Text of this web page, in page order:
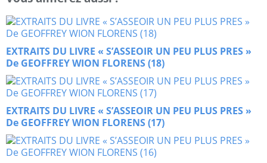
EXTRAITS DU LIVRE « S’ASSEOIR UN PEU PLUS PRES »
De GEOFFREY WION FLORENS (18)
EXTRAITS DU LIVRE « S’ASSEOIR UN PEU PLUS PRES »
De GEOFFREY WION FLORENS (17)